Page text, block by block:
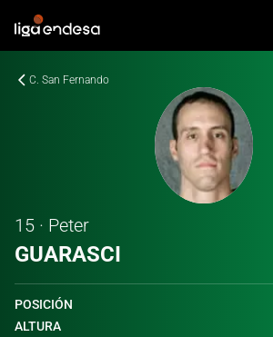
C. San Fernando
15 · Peter
GUARASCI
POSICIÓN
ALTURA